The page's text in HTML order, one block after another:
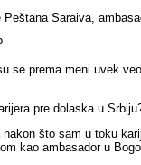
Peštana Saraiva,
prema meni uvek
pre dolaska u
nakon što sam u toku
kao ambasador u